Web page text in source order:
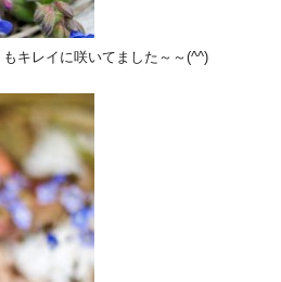
キレイに咲いてました～～(^^)